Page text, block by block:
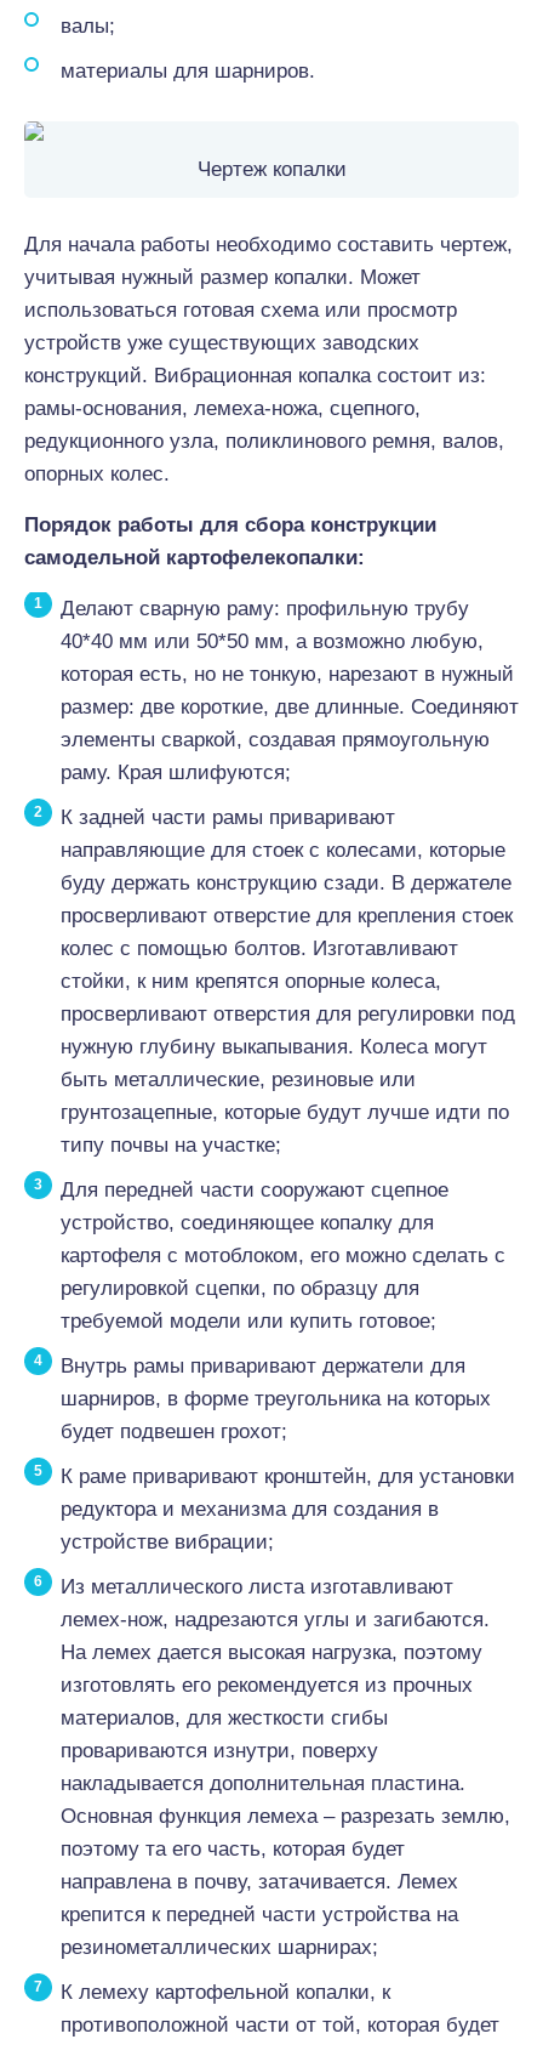
валы;
материалы для шарниров.
Чертеж копалки
Для начала работы необходимо составить чертеж,
учитывая нужный размер копалки. Может
использоваться готовая схема или просмотр
устройств уже существующих заводских
конструкций. Вибрационная копалка состоит из:
рамы-основания, лемеха-ножа, сцепного,
редукционного узла, поликлинового ремня, валов,
опорных колес.
Порядок работы для сбора конструкции
самодельной картофелекопалки:
Делают сварную раму: профильную трубу
40*40 мм или 50*50 мм, а возможно любую,
которая есть, но не тонкую, нарезают в нужный
размер: две короткие, две длинные. Соединяют
элементы сваркой, создавая прямоугольную
раму. Края шлифуются;
К задней части рамы приваривают
направляющие для стоек с колесами, которые
буду держать конструкцию сзади. В держателе
просверливают отверстие для крепления стоек
колес с помощью болтов. Изготавливают
стойки, к ним крепятся опорные колеса,
просверливают отверстия для регулировки под
нужную глубину выкапывания. Колеса могут
быть металлические, резиновые или
грунтозацепные, которые будут лучше идти по
типу почвы на участке;
Для передней части сооружают сцепное
устройство, соединяющее копалку для
картофеля с мотоблоком, его можно сделать с
регулировкой сцепки, по образцу для
требуемой модели или купить готовое;
Внутрь рамы приваривают держатели для
шарниров, в форме треугольника на которых
будет подвешен грохот;
К раме приваривают кронштейн, для установки
редуктора и механизма для создания в
устройстве вибрации;
Из металлического листа изготавливают
лемех-нож, надрезаются углы и загибаются.
На лемех дается высокая нагрузка, поэтому
изготовлять его рекомендуется из прочных
материалов, для жесткости сгибы
провариваются изнутри, поверху
накладывается дополнительная пластина.
Основная функция лемеха – разрезать землю,
поэтому та его часть, которая будет
направлена в почву, затачивается. Лемех
крепится к передней части устройства на
резинометаллических шарнирах;
К лемеху картофельной копалки, к
противоположной части от той, которая будет